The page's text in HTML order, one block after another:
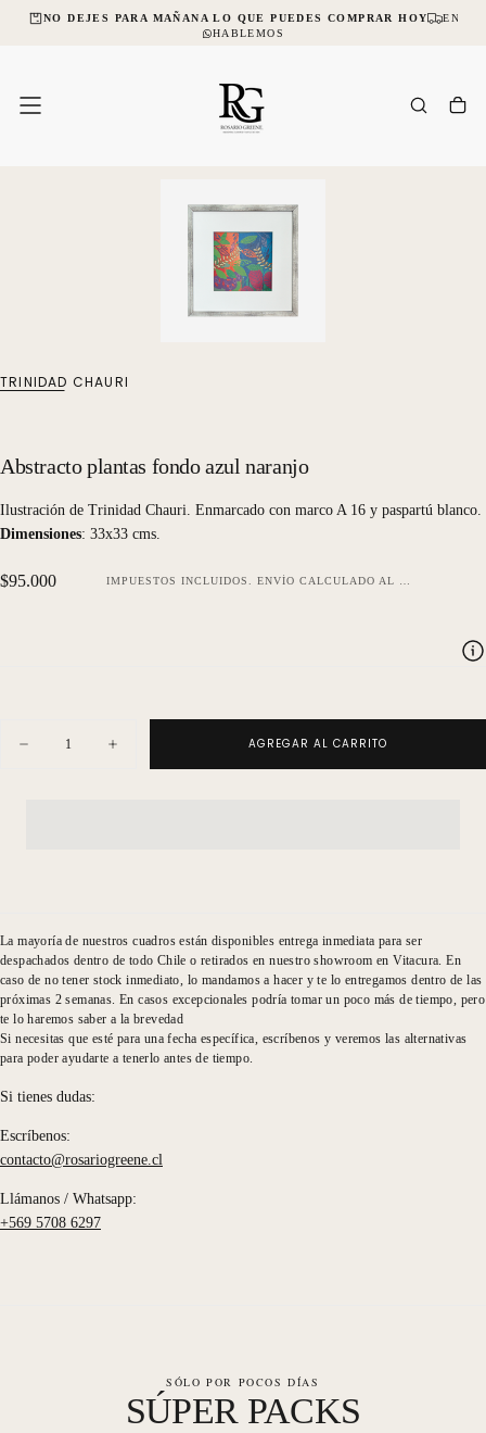
SALTAR
NO DEJES PARA MAÑANA LO QUE PUEDES COMPRAR HOY
HABLEMOS
TRINIDAD CHAURI
Abstracto plantas fondo azul naranjo
Ilustración de Trinidad Chauri. Enmarcado con marco A 16 y paspartú blanco.
Dimensiones: 33x33 cms.
Precio
$95.000 IMPUESTOS INCLUIDOS. ENVÍO CALCULADO AL FINALIZAR LA COMPRA.
Disminuir
Aumentar
cantidad
AGREGAR AL CARRITO
La mayoría de nuestros cuadros están disponibles entrega inmediata para ser
despachados dentro de todo Chile o retirados en nuestro showroom en Vitacura. En
caso de no tener stock inmediato, lo mandamos a hacer y te lo entregamos dentro de las
próximas 2 semanas. En casos excepcionales podría tomar un poco más de tiempo, pero
te lo haremos saber a la brevedad
Si necesitas que esté para una fecha específica, escríbenos y veremos las alternativas
para poder ayudarte a tenerlo antes de tiempo.
Si tienes dudas:
Escríbenos:
contacto@rosariogreene.cl
Llámanos / Whatsapp:
+569 5708 6297
SÓLO POR POCOS DÍAS
SÚPER PACKS